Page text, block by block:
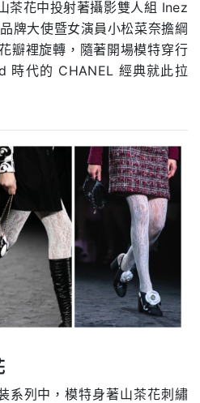
茶花中投射著攝影雙人組 Inez
牌大使暨女演員小松菜奈擔綱
瓣裡旋轉，隨著開場模特穿行
時代的 CHANEL 經典就此拉
列中，模特身著山茶花刺繡